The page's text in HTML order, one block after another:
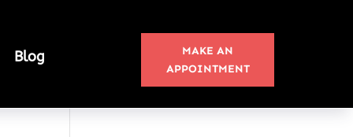
Blog
MAKE AN
APPOINTMENT